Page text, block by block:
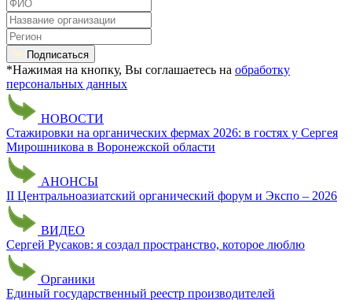
Подписаться
*Нажимая на кнопку, Вы соглашаетесь на обработку
персональных данных
НОВОСТИ
Стажировки на органических фермах 2026: в гостях у Сергея
Мирошникова в Воронежской области
АНОНСЫ
II Центральноазиатский органический форум и Экспо – 2026
ВИДЕО
Сергей Русаков: я создал пространство, которое люблю
Органики
Единый государственный реестр производителей